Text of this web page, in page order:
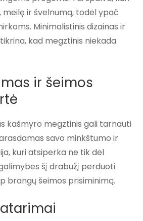
meilę ir švelnumą, todėl ypač
Minimalistinis dizainas ir
kad megztinis niekada
ir šeimos
kašmyro megztinis gali tarnauti
savo minkštumo ir
kuri atsiperka ne tik dėl
šį drabužį perduoti
brangų šeimos prisiminimą.